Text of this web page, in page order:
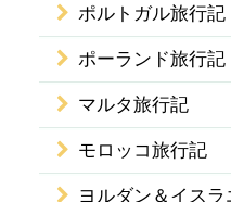
ポルトガル旅行記
ポーランド旅行記
マルタ旅行記
モロッコ旅行記
ヨルダン＆イス